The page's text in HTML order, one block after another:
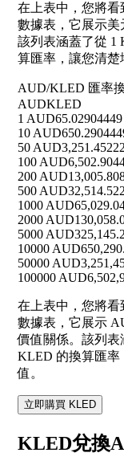
在上表中，您將
數據表，它展示美
該列表涵蓋了從 1
算匯率，讓您清楚
AUD/KLED 匯率
AUDKLED
1 AUD
10 AUD
50 AUD
100 AUD
200 AUD
500 AUD
1000 AUD
2000 AUD
5000 AUD
10000 AUD
50000 AUD
100000 AUD
在上表中，您將
數據表，它展示
價值關係。該列表
KLED 的換算匯率
值。
立即購買 KLED
KLED兌換